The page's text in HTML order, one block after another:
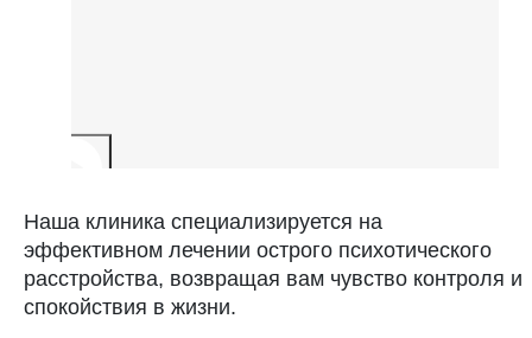
Наша клиника специализируется на
эффективном лечении острого психотического
расстройства, возвращая вам чувство контроля и
спокойствия в жизни.